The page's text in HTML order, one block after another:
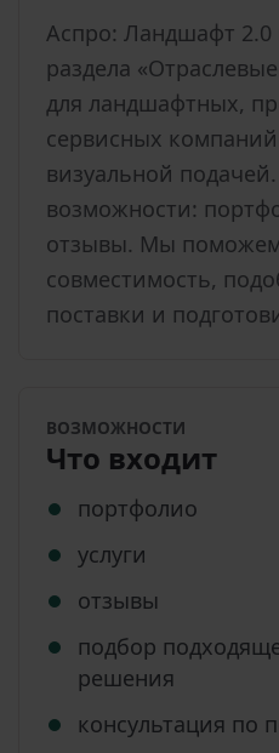
Аспро: Ландшафт 2.0
раздела
для ландшафтных,
сервисных
визуальной
возможности:
отзывы. Мы
совместимость,
поставки и
ВОЗМОЖНОСТИ
Что входит
портфолио
услуги
отзывы
подбор
решения
консультация по